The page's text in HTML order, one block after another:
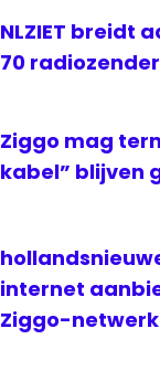
NLZIET breidt
70
Ziggo mag
kabel” blijven
internet
Ziggo-netwerk